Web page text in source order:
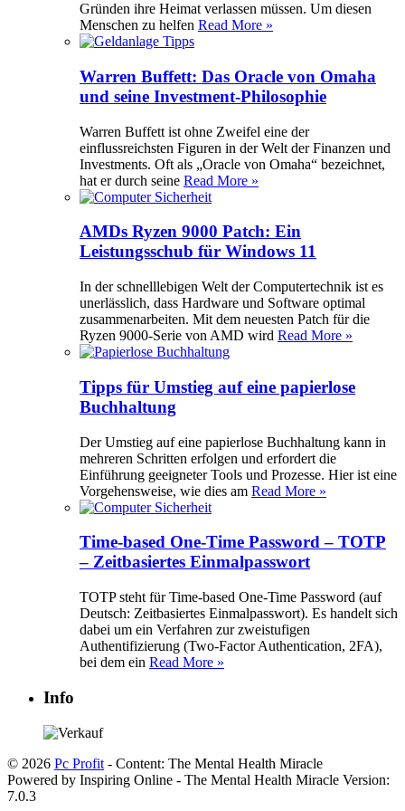
Gründen ihre Heimat verlassen müssen. Um diesen
Menschen zu helfen Read More »
Warren Buffett: Das Oracle von Omaha
und seine Investment-Philosophie
Warren Buffett ist ohne Zweifel eine der
einflussreichsten Figuren in der Welt der Finanzen und
Investments. Oft als „Oracle von Omaha“ bezeichnet,
hat er durch seine Read More »
AMDs Ryzen 9000 Patch: Ein
Leistungsschub für Windows 11
In der schnelllebigen Welt der Computertechnik ist es
unerlässlich, dass Hardware und Software optimal
zusammenarbeiten. Mit dem neuesten Patch für die
Ryzen 9000-Serie von AMD wird Read More »
Tipps für Umstieg auf eine papierlose
Buchhaltung
Der Umstieg auf eine papierlose Buchhaltung kann in
mehreren Schritten erfolgen und erfordert die
Einführung geeigneter Tools und Prozesse. Hier ist eine
Vorgehensweise, wie dies am Read More »
Time-based One-Time Password – TOTP
– Zeitbasiertes Einmalpasswort
TOTP steht für Time-based One-Time Password (auf
Deutsch: Zeitbasiertes Einmalpasswort). Es handelt sich
dabei um ein Verfahren zur zweistufigen
Authentifizierung (Two-Factor Authentication, 2FA),
bei dem ein Read More »
Info
© 2026 Pc Profit - Content: The Mental Health Miracle
Powered by Inspiring Online - The Mental Health Miracle Version:
7.0.3